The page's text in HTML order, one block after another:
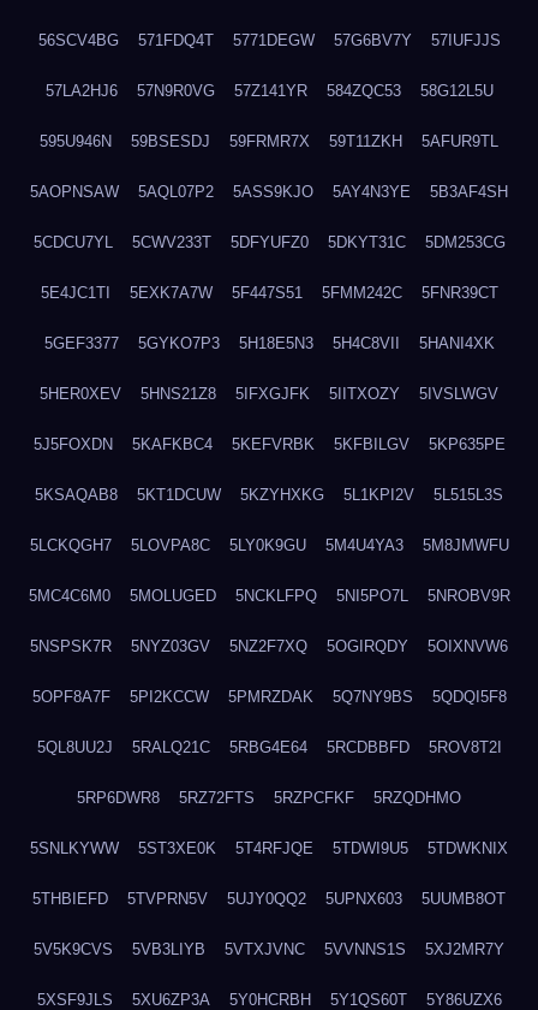
56SCV4BG 571FDQ4T 5771DEGW 57G6BV7Y 57IUFJJS
57LA2HJ6 57N9R0VG 57Z141YR 584ZQC53 58G12L5U
595U946N 59BSESDJ 59FRMR7X 59T11ZKH 5AFUR9TL
5AOPNSAW 5AQL07P2 5ASS9KJO 5AY4N3YE 5B3AF4SH
5CDCU7YL 5CWV233T 5DFYUFZ0 5DKYT31C 5DM253CG
5E4JC1TI 5EXK7A7W 5F447S51 5FMM242C 5FNR39CT
5GEF3377 5GYKO7P3 5H18E5N3 5H4C8VII 5HANI4XK
5HER0XEV 5HNS21Z8 5IFXGJFK 5IITXOZY 5IVSLWGV
5J5FOXDN 5KAFKBC4 5KEFVRBK 5KFBILGV 5KP635PE
5KSAQAB8 5KT1DCUW 5KZYHXKG 5L1KPI2V 5L515L3S
5LCKQGH7 5LOVPA8C 5LY0K9GU 5M4U4YA3 5M8JMWFU
5MC4C6M0 5MOLUGED 5NCKLFPQ 5NI5PO7L 5NROBV9R
5NSPSK7R 5NYZ03GV 5NZ2F7XQ 5OGIRQDY 5OIXNVW6
5OPF8A7F 5PI2KCCW 5PMRZDAK 5Q7NY9BS 5QDQI5F8
5QL8UU2J 5RALQ21C 5RBG4E64 5RCDBBFD 5ROV8T2I
5RP6DWR8 5RZ72FTS 5RZPCFKF 5RZQDHMO
5SNLKYWW 5ST3XE0K 5T4RFJQE 5TDWI9U5 5TDWKNIX
5THBIEFD 5TVPRN5V 5UJY0QQ2 5UPNX603 5UUMB8OT
5V5K9CVS 5VB3LIYB 5VTXJVNC 5VVNNS1S 5XJ2MR7Y
5XSF9JLS 5XU6ZP3A 5Y0HCRBH 5Y1QS60T 5Y86UZX6